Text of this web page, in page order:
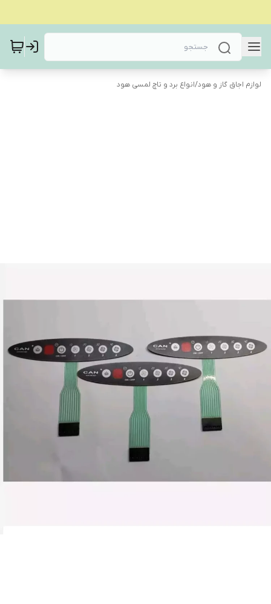
لوازم اجاق گاز و هود/انواع برد و تاچ لمسی هود